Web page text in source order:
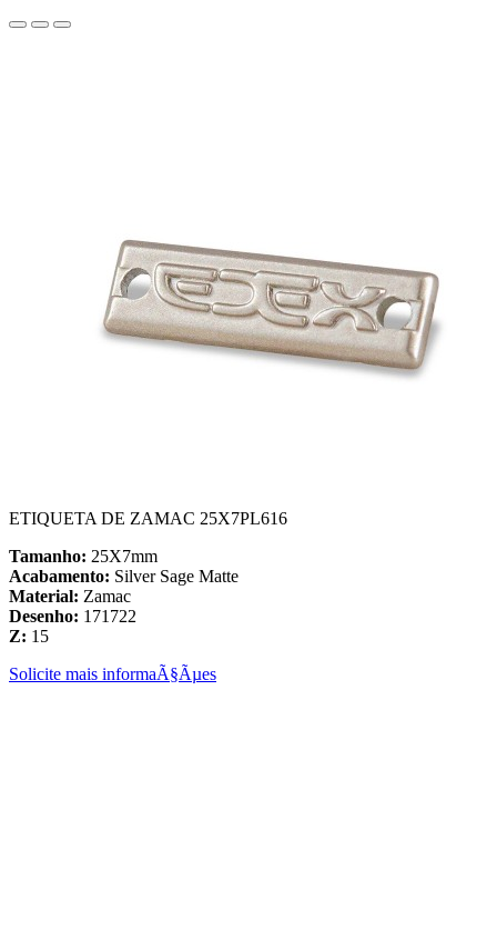
ETIQUETA DE ZAMAC 25X7PL616
Tamanho: 25X7mm
Acabamento: Silver Sage Matte
Material: Zamac
Desenho: 171722
Z: 15
Solicite mais informaÃ§Ãµes